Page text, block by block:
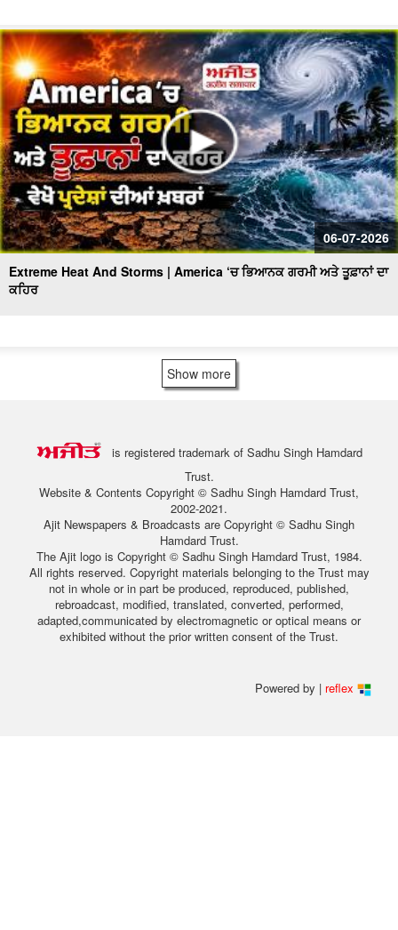
06-07-2026
Extreme Heat And Storms | America ‘ਚ ਭਿਆਨਕ ਗਰਮੀ ਅਤੇ ਤੂਫ਼ਾਨਾਂ ਦਾ
ਕਹਿਰ
Show more
is registered trademark of Sadhu Singh Hamdard
Trust.
Website & Contents Copyright © Sadhu Singh Hamdard Trust,
2002-2021.
Ajit Newspapers & Broadcasts are Copyright © Sadhu Singh
Hamdard Trust.
The Ajit logo is Copyright © Sadhu Singh Hamdard Trust, 1984.
All rights reserved. Copyright materials belonging to the Trust may
not in whole or in part be produced, reproduced, published,
rebroadcast, modified, translated, converted, performed,
adapted,communicated by electromagnetic or optical means or
exhibited without the prior written consent of the Trust.
Powered by | reflex